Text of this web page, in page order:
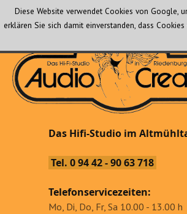
Das Hifi-Studio im
Das Hifi-Studio im
Tel. 0 94 42 - 90 63 718
Telefonservicezeiten:
Mo, Di, Do, Fr, Sa 10.00 - 13.00 h
Diese Website verwendet Cookies von Google,
erklären Sie sich damit einverstanden, dass